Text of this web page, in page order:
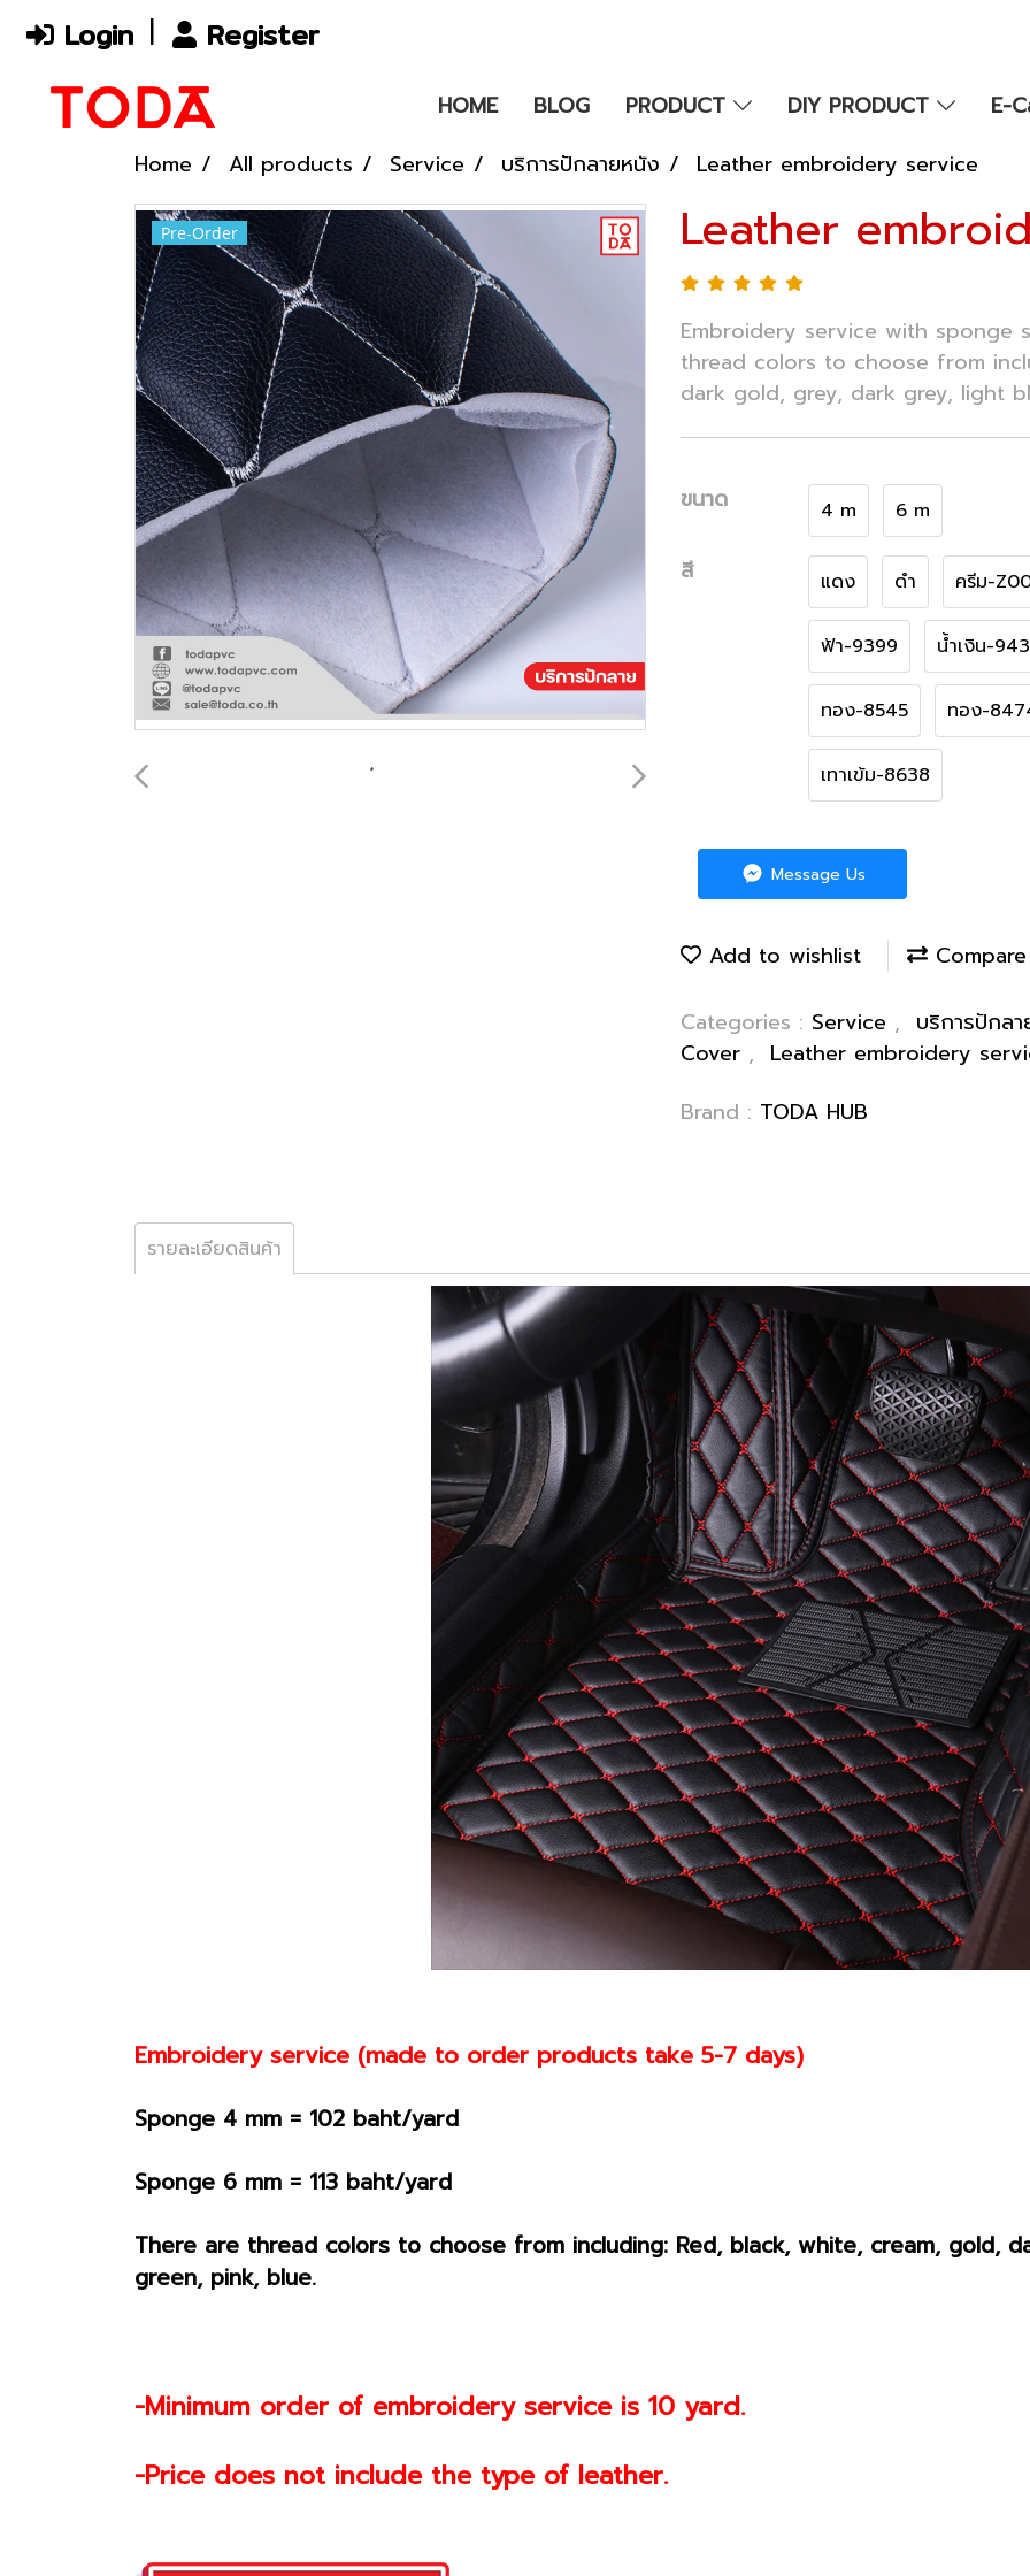
Login Register
HOME BLOG PRODUCT DIY PRODUCT
E-
Home
All products Service บริการปักลายหนัง Leather embroidery service
Pre-Order Leather
Embroidery service with sponge
thread colors to choose from
dark gold, grey, dark grey, light
ขนาด 4 m 6 m
สี แดง ดำ ครีม-
ฟ้า-9399 น้ำเงิน-
ทอง-8545 ทอง-
เทาเข้ม-8638
Message Us
Add to wishlist Compare
Categories : Service , บริการปักล
Cover , Leather embroidery
Brand : TODA HUB
รายละเอียดสินค้า
Embroidery service (made to order products take 5-7 days)
Sponge 4 mm = 102 baht/yard
Sponge 6 mm = 113 baht/yard
There are thread colors to choose from including: Red, black, white, cream, gold,
green, pink, blue.
-Minimum order of embroidery service is 10 yard.
-Price does not include the type of leather.